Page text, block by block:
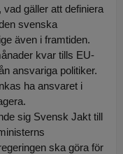
gäller att definiera
svenska
även i framtiden.
kvar tills EU-
ansvariga politiker.
ha ansvaret i
sig Svensk Jakt till
ska göra för